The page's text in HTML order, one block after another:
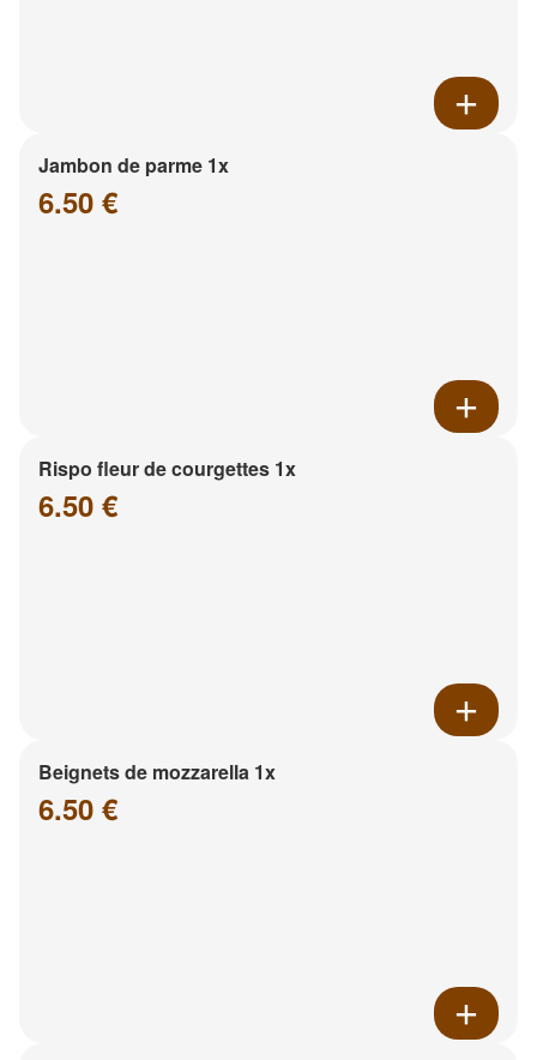
Jambon de parme 1x
6.50 €
Rispo fleur de courgettes 1x
6.50 €
Beignets de mozzarella 1x
6.50 €